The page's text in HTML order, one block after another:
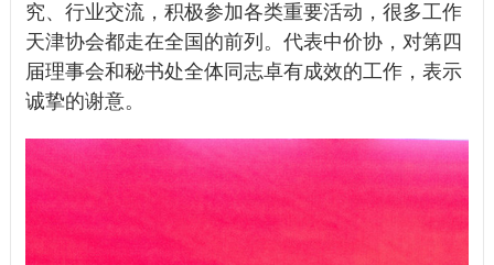
究、行业交流，积极参加各类重要活动，很多工作
天津协会都走在全国的前列。代表中价协，对第四
届理事会和秘书处全体同志卓有成效的工作，表示
诚挚的谢意。